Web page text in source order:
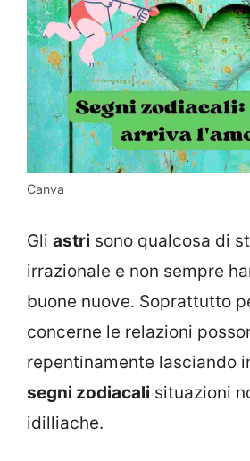
Canva
Gli astri sono qualcosa di
irrazionale e non sempre
buone nuove. Soprattutto
concerne le relazioni
repentinamente lasciando
segni zodiacali situazioni
idilliache.